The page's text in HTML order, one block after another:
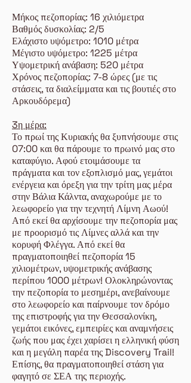
Μήκος πεζοπορίας: 16 χιλιόμετρα
Βαθμός δυσκολίας: 2/5
Ελάχιστο υψόμετρο: 1010 μέτρα
Μέγιστο υψόμετρο: 1225 μέτρα
Υψομετρική ανάβαση: 520 μέτρα
Χρόνος πεζοπορίας: 7-8 ώρες (με τις
στάσεις, τα διαλείμματα και τις βουτιές στο
Αρκουδόρεμα)
3η μέρα:
Το πρωί της Κυριακής θα ξυπνήσουμε στις
07:00 και θα πάρουμε το πρωινό μας στο
καταφύγιο. Αφού ετοιμάσουμε τα
πράγματα και τον εξοπλισμό μας, γεμάτοι
ενέργεια και όρεξη για την τρίτη μας μέρα
στην Βάλια Κάλντα, αναχωρούμε με το
λεωφορείο για την τεχνητή Λίμνη Αωού!
Από εκεί θα αρχίσουμε την πεζοπορία μας
με προορισμό τις Λίμνες αλλά και την
κορυφή Φλέγγα. Από εκεί θα
πραγματοποιηθεί πεζοπορία 15
χιλιομέτρων, υψομετρικής ανάβασης
περίπου 1000 μέτρων! Ολοκληρώνοντας
την πεζοπορία το μεσημέρι, ανεβαίνουμε
στο λεωφορείο και παίρνουμε τον δρόμο
της επιστροφής για την Θεσσαλονίκη,
γεμάτοι εικόνες, εμπειρίες και αναμνήσεις
ζωής που μας έχει χαρίσει η ελληνική φύση
και η μεγάλη παρέα της Discovery Trail!
Επίσης, θα πραγματοποιηθεί στάση για
φαγητό σε ΣΕΑ της περιοχής.